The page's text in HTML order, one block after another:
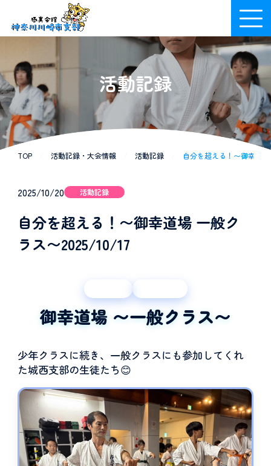
活動記録
TOP 活動記録・大会情報 活動記録 自分を超える！〜御幸道
2025/10/20 活動記録
自分を超える！〜御幸道場 一般ク
ラス〜2025/10/17
御幸道場 〜一般クラス〜
少年クラスに続き、一般クラスにも参加してくれ
た城西支部の生徒たち😊